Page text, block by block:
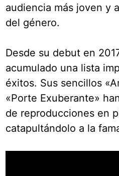
audiencia más joven y
del género.
Desde su debut en
acumulado una lista
éxitos. Sus sencillos
«Porte Exuberante»
de reproducciones en
catapultándolo a la